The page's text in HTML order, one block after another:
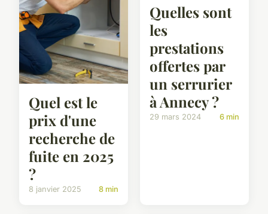
Quel est le
prix d'une
recherche de
fuite en 2025
?
8 janvier 2025 8 min
Quelles sont
les
prestations
offertes par
un serrurier
à Annecy ?
29 mars 2024 6 min